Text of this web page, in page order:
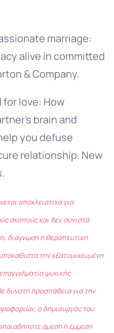
marriage:
alive in committed
& Company.
for love: How
brain and
you defuse
relationship. New
αποκλειστικά για
σκοπούς και δεν συνιστά
διάγνωση ή θεραπευτική
την εξατομικευμένη
ψυχικής
δυνατή προσπάθεια για την
ο δημιουργός του
άμεση ή έμμεση